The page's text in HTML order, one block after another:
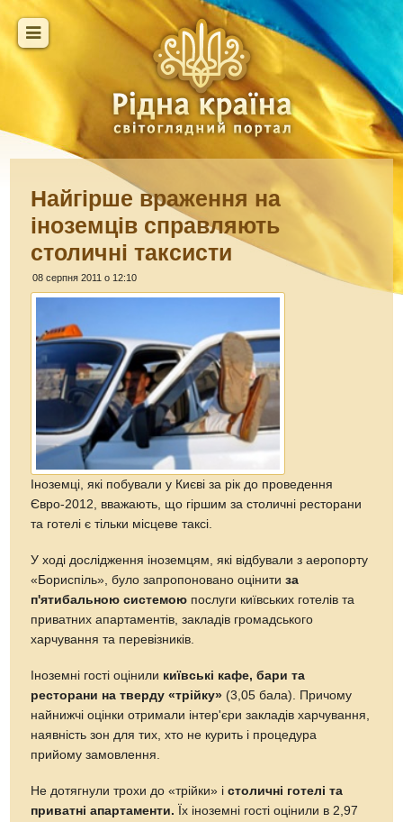
Найгірше враження на
іноземців справляють
столичні таксисти
08 серпня 2011 о 12:10
Іноземці, які побували у Києві за рік до проведення
Євро-2012, вважають, що гіршим за столичні ресторани
та готелі є тільки місцеве таксі.
У ході дослідження іноземцям, які відбували з аеропорту
«Бориспіль», було запропоновано оцінитиза
п'ятибальною системою послуги київських готелів та
приватних апартаментів, закладів громадського
харчування та перевізників.
Іноземні гості оцінили київські кафе, бари та
ресторани на тверду «трійку» (3,05 бала). Причому
найнижчі оцінки отримали інтер'єри закладів харчування,
наявність зон для тих, хто не курить і процедура
прийому замовлення.
Не дотягнули трохи до «трійки» істоличні готелі та
приватні апартаменти. Їх іноземні гості оцінили в 2,97